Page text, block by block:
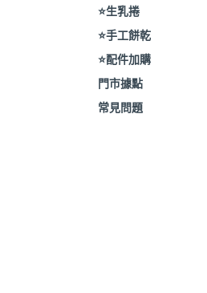
⭐️生乳捲
⭐️手工餅乾
⭐️配件加購
門市據點
常見問題